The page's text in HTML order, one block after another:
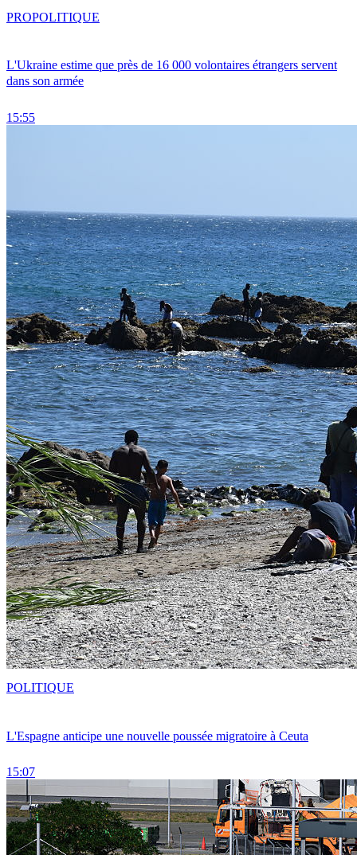
L'Ukraine estime que près de 16 000 volontaires étrangers servent
dans son armée
15:55
PROPOLITIQUE
L'Espagne anticipe une nouvelle poussée migratoire à Ceuta
15:07
POLITIQUE